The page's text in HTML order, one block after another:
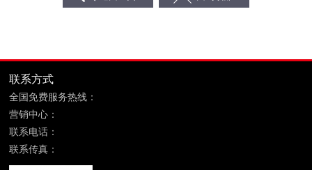
联系方式
全国免费服务热线：
营销中心：
联系电话：
联系传真：